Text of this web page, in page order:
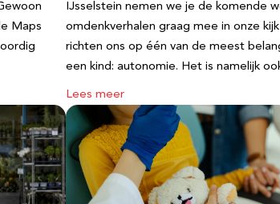
Maps
IJsselstein nemen we je de komende
omdenkverhalen graag mee in onze
richten ons op één van de meest
een kind: autonomie. Het is namelijk
Lees meer